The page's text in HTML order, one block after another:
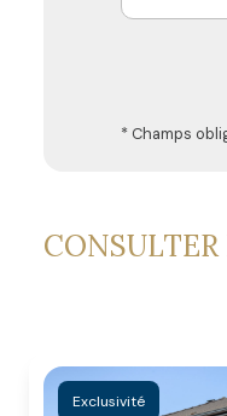
* Champs
Exclusivité